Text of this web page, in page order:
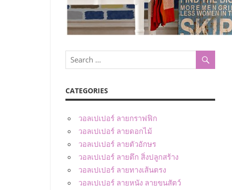
CATEGORIES
วอลเปเปอร์ ลายกราฟฟิก
วอลเปเปอร์ ลายดอกไม้
วอลเปเปอร์ ลายตัวอักษร
วอลเปเปอร์ ลายตึก สิ่งปลูกสร้าง
วอลเปเปอร์ ลายทางเส้นตรง
วอลเปเปอร์ ลายหนัง ลายขนสัตว์